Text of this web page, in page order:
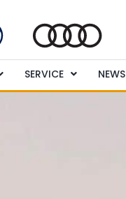
SERVICE NEWS